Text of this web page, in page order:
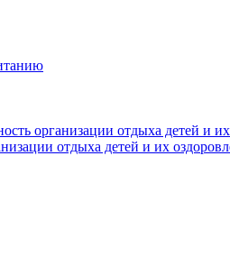
организации отдыха детей и
отдыха детей и их